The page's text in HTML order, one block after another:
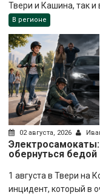
Твери и Кашина, так и
В регионе
02 августа, 2026
обернуться бедой
1 августа в Твери на
инцидент, который в